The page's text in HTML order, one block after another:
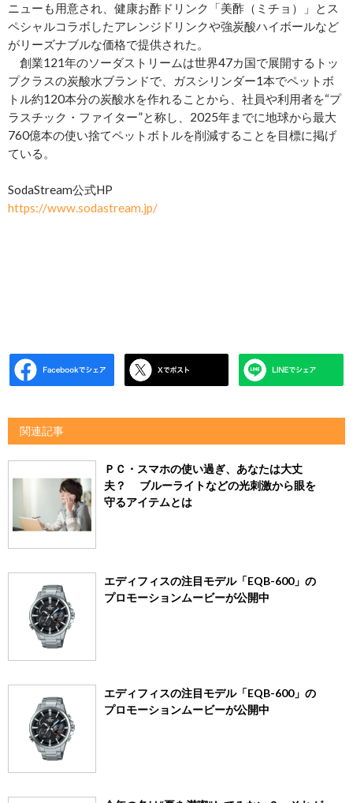
ニューも用意され、健康お酢ドリンク「美酢（ミチョ）」とス
ペシャルコラボしたアレンジドリンクや強炭酸ハイボールなど
がリーズナブルな価格で提供された。
創業121年のソーダストリームは世界47カ国で展開するトッ
プクラスの炭酸水ブランドで、ガスシリンダー1本でペットボ
トル約120本分の炭酸水を作れることから、社員や利用者を“プ
ラスチック・ファイター”と称し、2025年までに地球から最大
760億本の使い捨てペットボトルを削減することを目標に掲げ
ている。
SodaStream公式HP
https://www.sodastream.jp/
関連記事
ＰＣ・スマホの使い過ぎ、あなたは大丈
夫？ ブルーライトなどの光刺激から眼を
守るアイテムとは
エディフィスの注目モデル「EQB-600」の
プロモーションムービーが公開中
エディフィスの注目モデル「EQB-600」の
プロモーションムービーが公開中